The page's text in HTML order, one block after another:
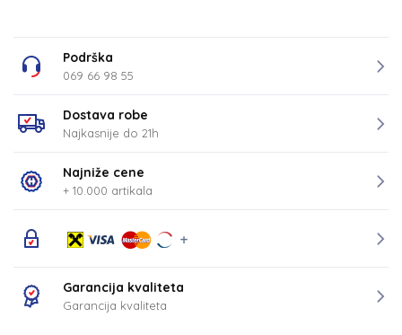
Podrška
069 66 98 55
Dostava robe
Najkasnije do 21h
Najniže cene
+ 10.000 artikala
Garancija kvaliteta
Garancija kvaliteta